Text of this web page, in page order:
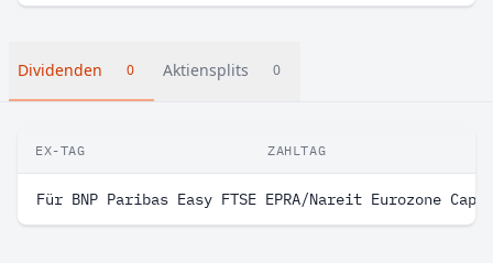
Dividenden 0 Aktiensplits 0
EX-TAG ZAHLTAG
Für BNP Paribas Easy FTSE EPRA/Nareit Eurozone